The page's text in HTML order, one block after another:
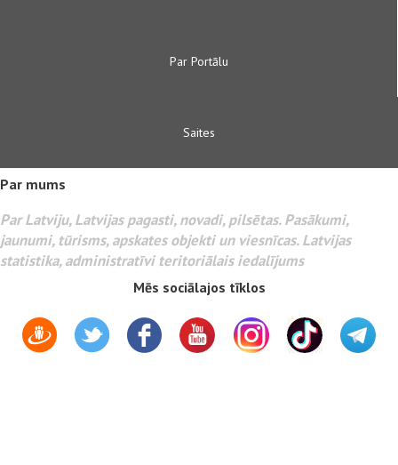
Par Portālu
Saites
Par mums
Par Latviju, Latvijas pagasti, novadi, pilsētas. Pasākumi,
jaunumi, tūrisms, apskates objekti un viesnīcas. Latvijas
statistika, administratīvi teritoriālais iedalījums
Mēs sociālajos tīklos